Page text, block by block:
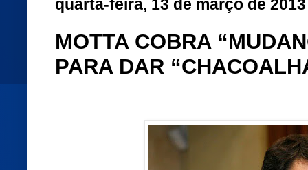
quarta-feira, 13 de março de 2013
MOTTA COBRA
PARA DAR